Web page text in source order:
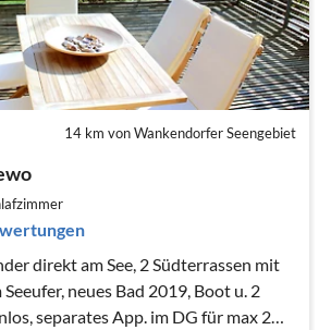
14 km von Wankendorfer Seengebiet
Seeufer, neues Bad 2019, Boot u. 2
für max 2